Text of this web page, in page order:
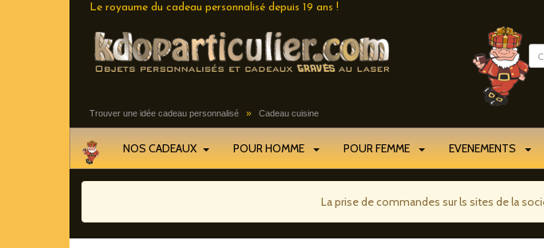
Le royaume du cadeau personnalisé depuis 19 ans !
Trouver une idée cadeau personnalisé » Cadeau cuisine
NOS CADEAUX POUR HOMME POUR FEMME EVENEMENTS
La prise de commandes sur ls sites de la